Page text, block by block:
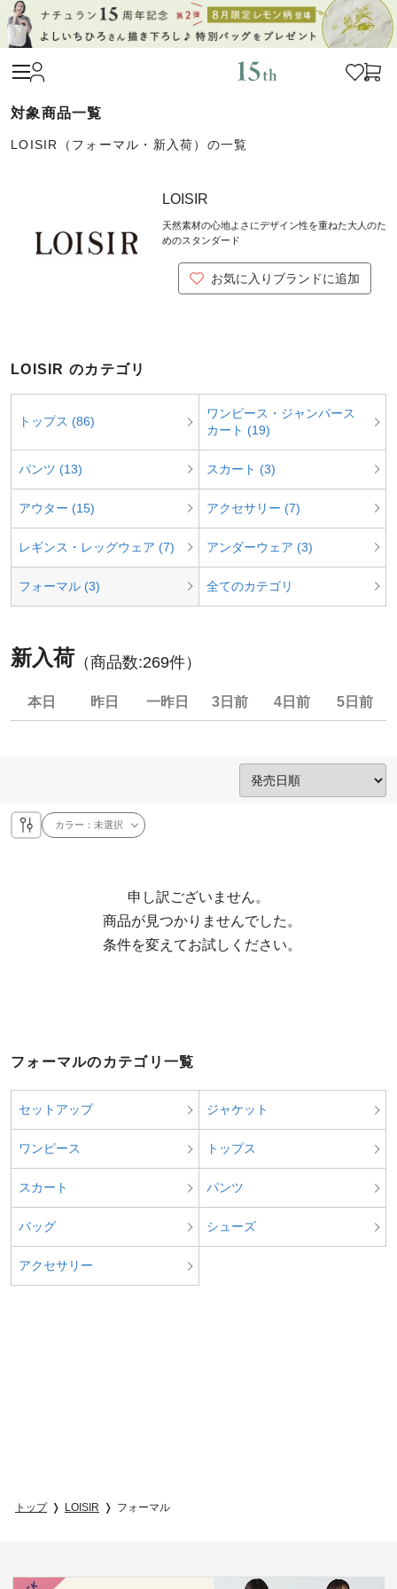
LOISIR（フォーマル・新入荷）の一覧
LOISIR
天然素材の心地よさにデザイン性を重ねた大人のた
めのスタンダード
お気に入りブランドに追加
LOISIR のカテゴリ
トップス (86)
ワンピース・ジャンパース
カート (19)
パンツ (13) スカート (3)
アウター (15) アクセサリー (7)
レギンス・レッグウェア (7) アンダーウェア (3)
フォーマル (3) 全てのカテゴリ
新入荷 （商品数:269件）
本日 昨日 一昨日 3日前 4日前 5日前
カラー：未選択
申し訳ございません。
  条件を変えてお試しください。
フォーマルのカテゴリ一覧
セットアップ ジャケット
ワンピース トップス
スカート パンツ
バッグ シューズ
アクセサリー
トップ LOISIR フォーマル